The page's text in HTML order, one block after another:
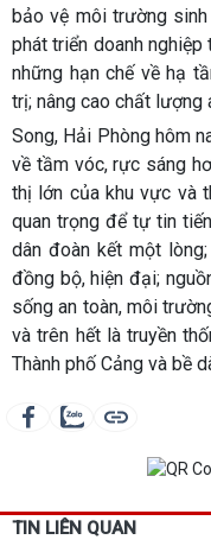
bảo vệ môi trường
phát triển doanh
những hạn chế về hạ
trị; nâng cao chất lượng
Song, Hải Phòng hôm
về tầm vóc, rực sáng
thị lớn của khu vực và
quan trọng để tự tin
dân đoàn kết một
đồng bộ, hiện đại;
sống an toàn, môi
và trên hết là truyền
Thành phố Cảng và bề
TIN LIÊN QUAN